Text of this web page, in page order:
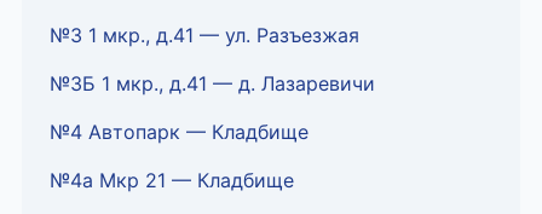
№3 1 мкр., д.41 — ул. Разъезжая
№3Б 1 мкр., д.41 — д. Лазаревичи
№4 Автопарк — Кладбище
№4а Мкр 21 — Кладбище